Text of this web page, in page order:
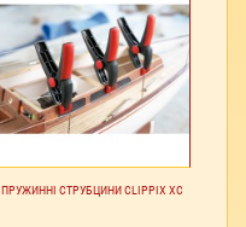
ПРУЖИННІ СТРУБЦИНИ CLIPPIX XC